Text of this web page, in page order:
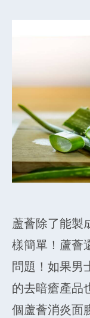
蘆薈除了能製
樣簡單！蘆薈
問題！如果男
的去暗瘡產品
個蘆薈消炎面